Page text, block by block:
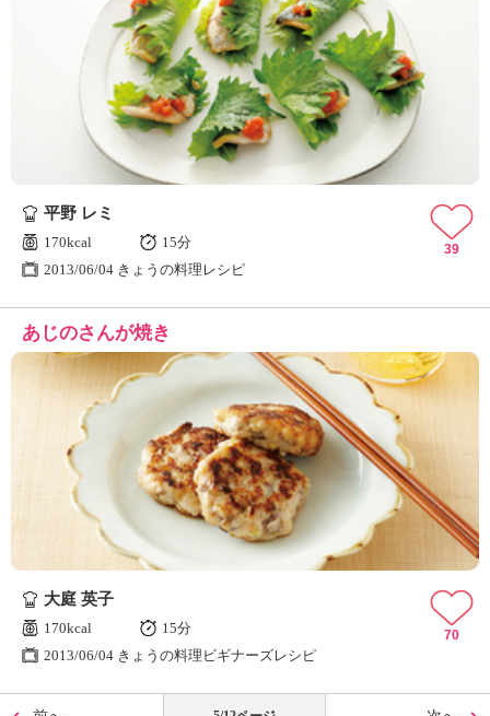
平野 レミ
170kcal
15分
2013/06/04 きょうの料理レシピ
39
あじのさんが焼き
大庭 英子
170kcal
15分
2013/06/04 きょうの料理ビギナーズレシピ
70